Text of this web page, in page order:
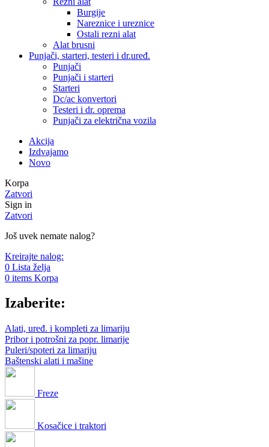
Burgije
Nareznice i ureznice
Ostali rezni alat
Alat brusni
Punjači, starteri, testeri i dr.uređ.
Punjači
Punjači i starteri
Starteri
Dc/ac konvertori
Testeri i dr. oprema
Punjači za električna vozila
Akcija
Izdvajamo
Novo
Korpa
Zatvori
Sign in
Zatvori
Još uvek nemate nalog?
Kreirajte nalog:
0 Lista želja
0 items Korpa
Izaberite:
Alati, uređ. i kompleti za limariju
Pribor i potrošni za popr. limarije
Puleri/spoteri za limariju
Baštenski alati i mašine
Freze
Kosačice i traktori